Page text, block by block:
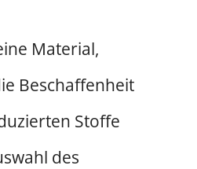
Material,
Beschaffenheit
Stoffe
des